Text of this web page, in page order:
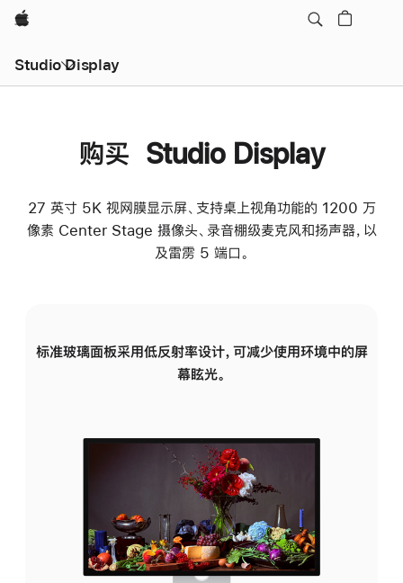
Apple
Studio Display
购买 Studio Display
27 英寸 5K 视网膜显示屏、支持桌上视角功能的 1200 万
像素 Center Stage 摄像头、录音棚级麦克风和扬声器，以
及雷雳 5 端口。
标准玻璃面板采用低反射率设计，可减少使用环境中的屏
幕眩光。